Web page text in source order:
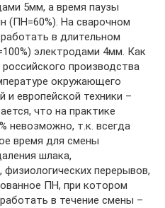
5мм, а время паузы
(ПН=60%). На сварочном
в длительном
электродами 4мм. Как
производства
окружающего
и европейской техники –
что на практике
невозможно, т.к. всегда
время для смены
шлака,
перерывов,
ПН, при котором
в течение смены –